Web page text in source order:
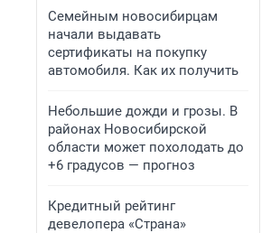
Семейным новосибирцам
начали выдавать
сертификаты на покупку
автомобиля. Как их получить
Небольшие дожди и грозы. В
районах Новосибирской
области может похолодать до
+6 градусов — прогноз
Кредитный рейтинг
девелопера «Страна»